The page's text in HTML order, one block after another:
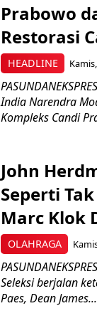
HEADLINE
Prabowo
Restorasi
India Narendra
Kompleks Candi
OLAHRAGA
John
Seperti
Marc Klok
Seleksi berjalan
Paes, Dean James...